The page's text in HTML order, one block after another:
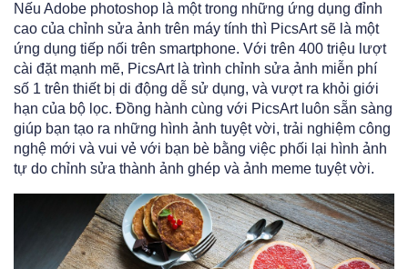
Nếu Adobe photoshop là một trong những ứng dụng đỉnh
cao của chỉnh sửa ảnh trên máy tính thì PicsArt sẽ là một
ứng dụng tiếp nối trên smartphone. Với trên 400 triệu lượt
cài đặt mạnh mẽ, PicsArt là trình chỉnh sửa ảnh miễn phí
số 1 trên thiết bị di động dễ sử dụng, và vượt ra khỏi giới
hạn của bộ lọc. Đồng hành cùng với PicsArt luôn sẵn sàng
giúp bạn tạo ra những hình ảnh tuyệt vời, trải nghiệm công
nghệ mới và vui vẻ với bạn bè bằng việc phối lại hình ảnh
tự do chỉnh sửa thành ảnh ghép và ảnh meme tuyệt vời.